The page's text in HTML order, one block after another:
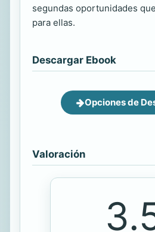
segundas oportunidades
para ellas.
Descargar Ebook
Opciones de
Valoración